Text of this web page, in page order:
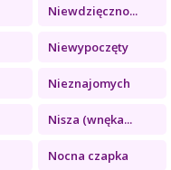
Niewdzięczno...
Niewypoczęty
Nieznajomych
Nisza (wnęka...
Nocna czapka